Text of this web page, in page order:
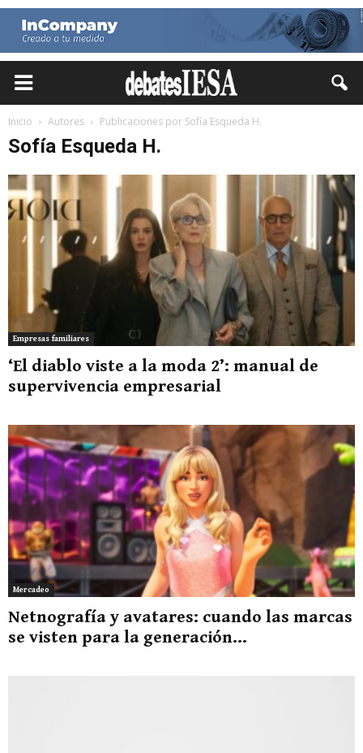
Inicio Autores Publicaciones por Sofía Esqueda H.
Sofía Esqueda H.
Empresas familiares
‘El diablo viste a la moda 2’: manual de
supervivencia empresarial
Mercadeo
Netnografía y avatares: cuando las marcas
se visten para la generación...